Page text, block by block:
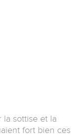
la sottise et la
fort bien ces